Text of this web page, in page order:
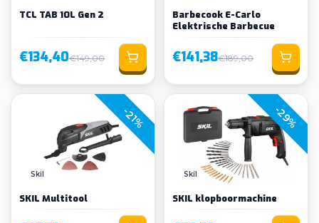
TCL TAB 10L Gen 2
€134,40€149,00
Barbecook E-Carlo
Elektrische Barbecue
€141,38€189,00
-21%
Skil
SKIL Multitool
-29%
Skil
SKIL klopboormachine